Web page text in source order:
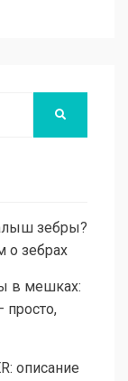
зебры?
о зебрах
в мешках:
просто,
описание